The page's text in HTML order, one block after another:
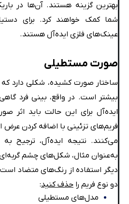
بهترین گزینه هستند. آن‌ها در
شما کمک خواهند کرد. برای
عینک‌های فلزی ایده‌آل هستند.
صورت مستطیلی
ساختار صورت کشیده، شکلی دارد
بیشتر است. در واقع، بینی فرد
ایده‌آل برای این حالت باید اثر
فریم‌های تزئینی با اضافه کردن عرض
می‌کنند. نتیجه ایده‌آل، ترجیح
به‌عنوان مثال، شکل‌های چشم گربه‌ای
دیگر استفاده از رنگ‌های متضاد است.
دو نوع فریم را حذف کنید:
مدل‌های مستطیلی